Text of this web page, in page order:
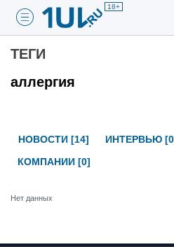
18+
ТЕГИ
аллергия
НОВОСТИ [14] ИНТЕРВЬЮ
КОМПАНИИ [0]
Нет данных